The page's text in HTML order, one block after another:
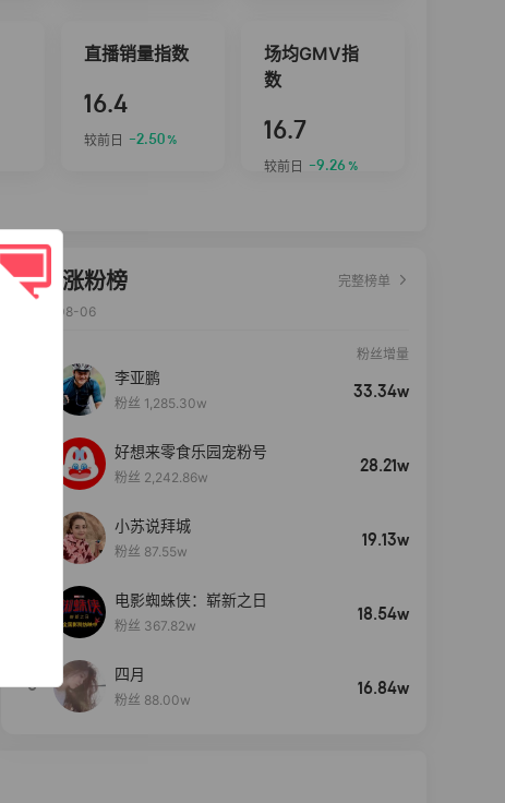
直播销量指数
16.4
较前日 -2.50%
场均GMV指
数
16.7
较前日 -9.26 %
达人涨粉榜
完整榜单
2026-08-06
粉丝增量
李亚鹏
粉丝 1,285.30w
33.34w
好想来零食乐园宠粉号
粉丝 2,242.86w
28.21w
小苏说拜城
粉丝 87.55w
19.13w
电影蜘蛛侠：崭新之日
粉丝 367.82w
18.54w
5
四月
粉丝 88.00w
16.84w